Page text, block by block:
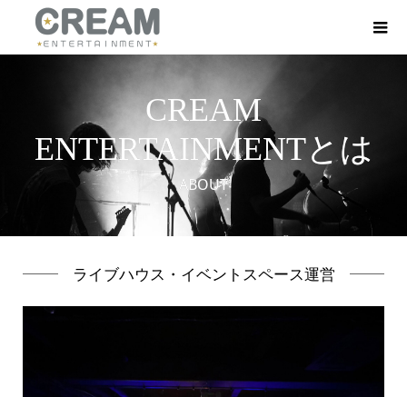
CREAM
ENTERTAINMENTとは
ABOUT
ライブハウス・イベントスペース運営